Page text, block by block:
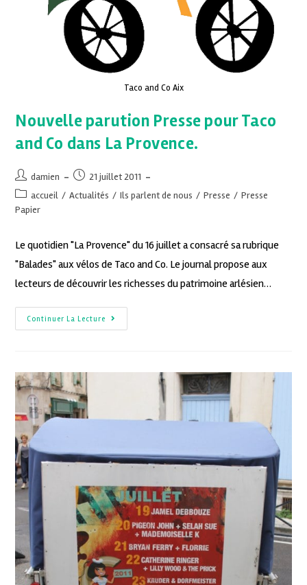
Taco and Co Aix
Nouvelle parution Presse pour Taco
and Co dans La Provence.
damien
21 juillet 2011
accueil / Actualités / Ils parlent de nous / Presse / Presse
Papier
Le quotidien "La Provence" du 16 juillet a consacré sa rubrique
"Balades" aux vélos de Taco and Co. Le journal propose aux
lecteurs de découvrir les richesses du patrimoine arlésien…
Continuer La Lecture